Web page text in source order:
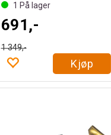
1 På lager
691,-
1 349,-
Kjøp